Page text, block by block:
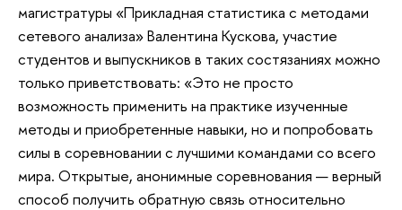
магистратуры «Прикладная статистика с методами
сетевого анализа» Валентина Кускова, участие
студентов и выпускников в таких состязаниях можно
только приветствовать: «Это не просто
возможность применить на практике изученные
методы и приобретенные навыки, но и попробовать
силы в соревновании с лучшими командами со всего
мира. Открытые, анонимные соревнования — верный
способ получить обратную связь относительно